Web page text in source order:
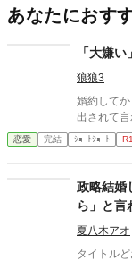
あなたにおす
「大嫌
狼狼3
婚約してから数年。 後少しで結婚と
出されて言
恋愛 完結 ｼｮｰﾄｼｮｰﾄ
政略結婚
ら」と言
てくれま
夏八木アオ
タイトルど